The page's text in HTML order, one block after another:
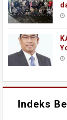
Indeks